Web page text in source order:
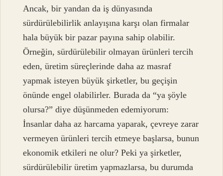
Ancak, bir yandan da iş dünyasında
sürdürülebilirlik anlayışına karşı olan firmalar
hala büyük bir pazar payına sahip olabilir.
Örneğin, sürdürülebilir olmayan ürünleri tercih
eden, üretim süreçlerinde daha az masraf
yapmak isteyen büyük şirketler, bu geçişin
önünde engel olabilirler. Burada da “ya şöyle
olursa?” diye düşünmeden edemiyorum:
İnsanlar daha az harcama yaparak, çevreye zarar
vermeyen ürünleri tercih etmeye başlarsa, bunun
ekonomik etkileri ne olur? Peki ya şirketler,
sürdürülebilir üretim yapmazlarsa, bu durumda